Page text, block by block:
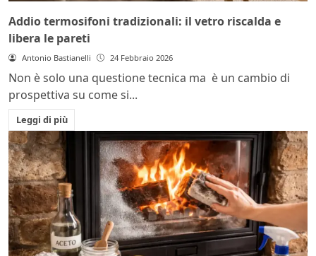
Addio termosifoni tradizionali: il vetro riscalda e
libera le pareti
Antonio Bastianelli 24 Febbraio 2026
Non è solo una questione tecnica ma è un cambio di
prospettiva su come si...
Leggi di più